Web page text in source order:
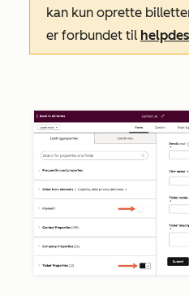
kan kun oprette
er forbundet til